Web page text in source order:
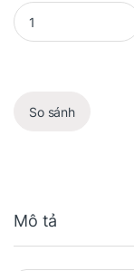
Quantity
So sánh
Mô tả